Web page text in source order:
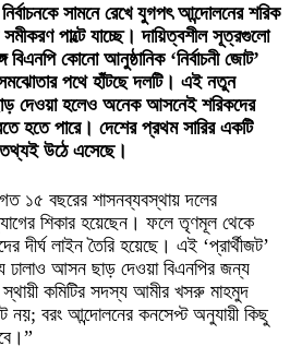
সামনে রেখে যুগপৎ আন্দোলনের শরিক
সমীকরণ পাল্টে যাচ্ছে। দায়িত্বশীল সূত্রগুলো
বিএনপি কোনো আনুষ্ঠানিক ‘নির্বাচনী জোট’
পথে হাঁটছে দলটি। এই নতুন
দেওয়া হলেও অনেক আসনেই শরিকদের
হতে পারে। দেশের প্রথম সারির একটি
তথ্যই উঠে এসেছে।
গত ১৫ বছরের শাসনব্যবস্থায় দলের
শিকার হয়েছেন। ফলে তৃণমূল থেকে
দীর্ঘ লাইন তৈরি হয়েছে। এই ‘প্রার্থীজট’
ঢালাও আসন ছাড় দেওয়া বিএনপির জন্য
কমিটির সদস্য আমীর খসরু মাহমুদ
নয়; বরং আন্দোলনের কনসেপ্ট অনুযায়ী কিছু